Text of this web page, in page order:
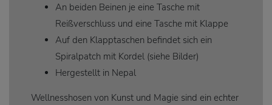
An beiden Beinen je eine Tasche mit
Reißverschluss und eine Tasche mit Klappe
Auf den Klapptaschen befindet sich ein
Spiralpatch mit Kordel (siehe Bilder)
Hergestellt in Nepal
Wellnesshosen von Kunst und Magie sind ein echter